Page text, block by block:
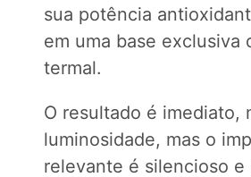
sua potência
em uma base exclusiva
termal.
O resultado é imediato,
luminosidade, mas o
relevante é silencioso e